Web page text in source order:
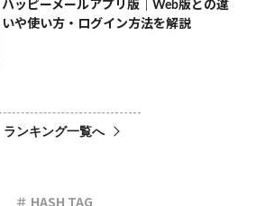
ハッピーメールアプリ版｜Web版との違
いや使い方・ログイン方法を解説
ランキング一覧へ